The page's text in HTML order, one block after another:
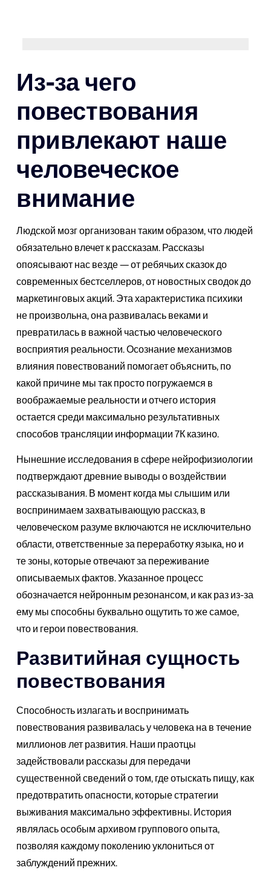
Из-за чего
повествования
привлекают наше
человеческое
внимание
Людской мозг организован таким образом, что людей
обязательно влечет к рассказам. Рассказы
опоясывают нас везде — от ребячьих сказок до
современных бестселлеров, от новостных сводок до
маркетинговых акций. Эта характеристика психики
не произвольна, она развивалась веками и
превратилась в важной частью человеческого
восприятия реальности. Осознание механизмов
влияния повествований помогает объяснить, по
какой причине мы так просто погружаемся в
воображаемые реальности и отчего история
остается среди максимально результативных
способов трансляции информации 7К казино.
Нынешние исследования в сфере нейрофизиологии
подтверждают древние выводы о воздействии
рассказывания. В момент когда мы слышим или
воспринимаем захватывающую рассказ, в
человеческом разуме включаются не исключительно
области, ответственные за переработку языка, но и
те зоны, которые отвечают за переживание
описываемых фактов. Указанное процесс
обозначается нейронным резонансом, и как раз из-за
ему мы способны буквально ощутить то же самое,
что и герои повествования.
Развитийная сущность
повествования
Способность излагать и воспринимать
повествования развивалась у человека на в течение
миллионов лет развития. Наши праотцы
задействовали рассказы для передачи
существенной сведений о том, где отыскать пищу, как
предотвратить опасности, которые стратегии
выживания максимально эффективны. История
являлась особым архивом группового опыта,
позволяя каждому поколению уклониться от
заблуждений прежних.